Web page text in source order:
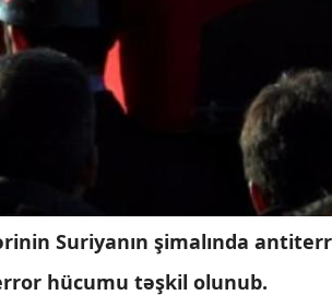
Suriyanın şimalında
hücumu təşkil olunub.